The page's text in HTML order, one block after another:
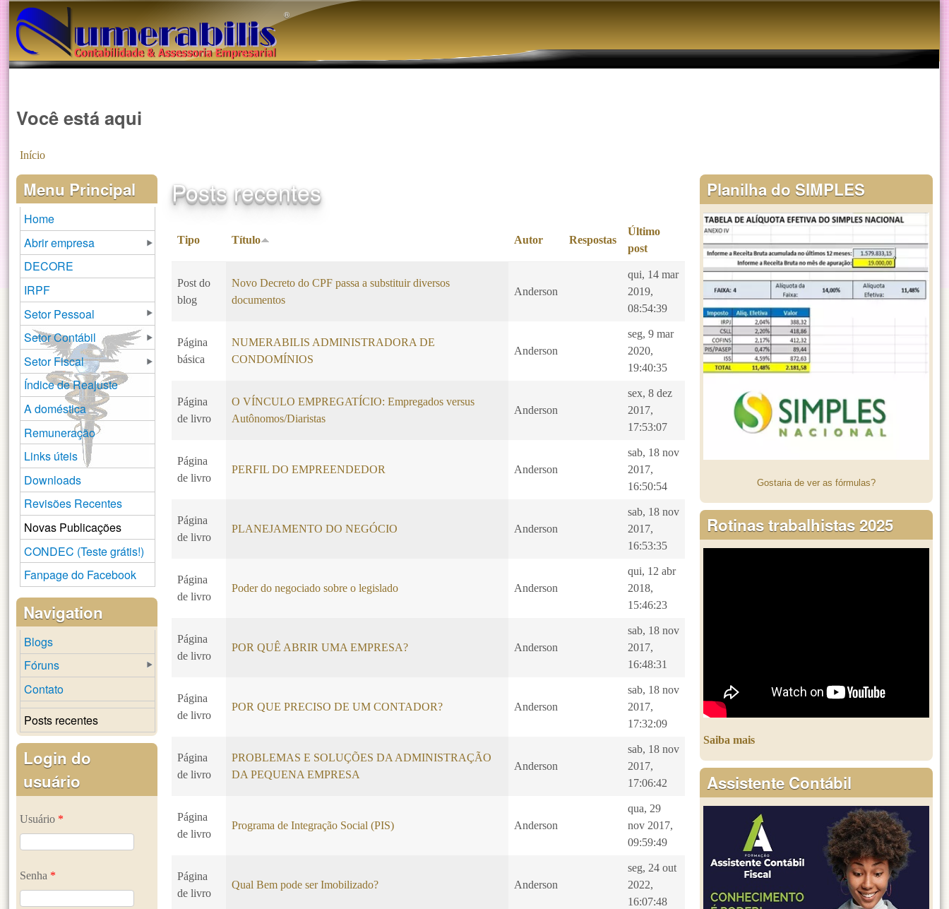
®️
Você está aqui
Início
Posts recentes
Tipo Título Autor Respostas
Último
post
Post do
blog
Novo Decreto do CPF passa a substituir diversos
documentos
Anderson
qui, 14 mar
2019,
08:54:39
Página
básica
NUMERABILIS ADMINISTRADORA DE
CONDOMÍNIOS
Anderson
seg, 9 mar
2020,
19:40:35
Página
de livro
O VÍNCULO EMPREGATÍCIO: Empregados versus
Autônomos/Diaristas
Anderson
sex, 8 dez
2017,
17:53:07
Página
de livro
PERFIL DO EMPREENDEDOR Anderson
sab, 18 nov
2017,
16:50:54
Página
de livro
PLANEJAMENTO DO NEGÓCIO Anderson
sab, 18 nov
2017,
16:53:35
Página
de livro
Poder do negociado sobre o legislado Anderson
qui, 12 abr
2018,
15:46:23
Página
de livro
POR QUÊ ABRIR UMA EMPRESA? Anderson
sab, 18 nov
2017,
16:48:31
Página
de livro
POR QUE PRECISO DE UM CONTADOR? Anderson
sab, 18 nov
2017,
17:32:09
Página
de livro
PROBLEMAS E SOLUÇÕES DA ADMINISTRAÇÃO
DA PEQUENA EMPRESA
Anderson
sab, 18 nov
2017,
17:06:42
Página
de livro
Programa de Integração Social (PIS) Anderson
qua, 29
nov 2017,
09:59:49
Página
de livro
Qual Bem pode ser Imobilizado? Anderson
seg, 24 out
2022,
16:07:48
Menu Principal
Home
Abrir empresa
DECORE
IRPF
Setor Pessoal
Setor Contábil
Setor Fiscal
Índice de Reajuste
A doméstica
Remuneração
Links úteis
Downloads
Revisões Recentes
Novas Publicações
CONDEC (Teste grátis!)
Fanpage do Facebook
Navigation
Blogs
Fóruns
Contato
Posts recentes
Login do
usuário
Usuário *
Senha *
Planilha do SIMPLES
Gostaria de ver as fórmulas?
Rotinas trabalhistas 2025
Saiba mais
Assistente Contábil